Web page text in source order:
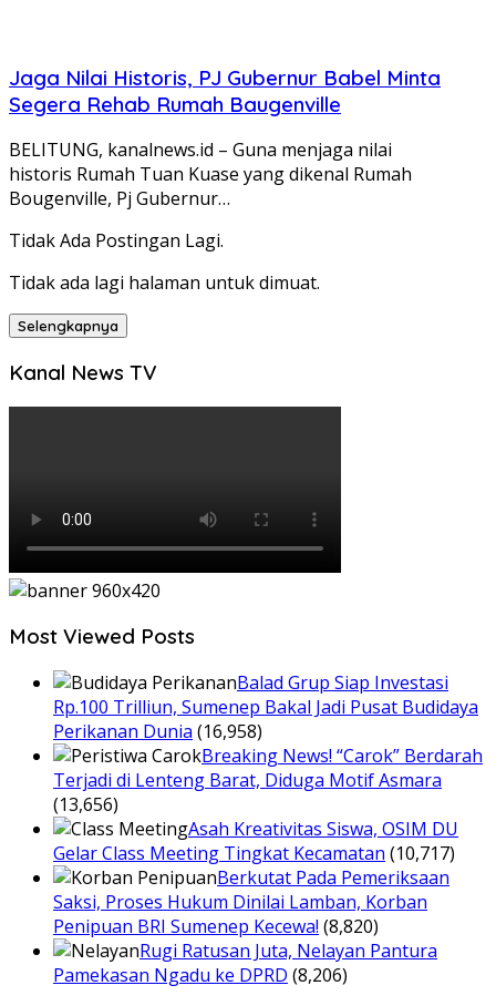
Jaga Nilai Historis, PJ Gubernur Babel Minta
Segera Rehab Rumah Baugenville
BELITUNG, kanalnews.id – Guna menjaga nilai
historis Rumah Tuan Kuase yang dikenal Rumah
Bougenville, Pj Gubernur…
Tidak Ada Postingan Lagi.
Tidak ada lagi halaman untuk dimuat.
Selengkapnya
Kanal News TV
Most Viewed Posts
Balad Grup Siap Investasi
Rp.100 Trilliun, Sumenep Bakal Jadi Pusat Budidaya
Perikanan Dunia (16,958)
Breaking News! “Carok” Berdarah
Terjadi di Lenteng Barat, Diduga Motif Asmara
(13,656)
Asah Kreativitas Siswa, OSIM DU
Gelar Class Meeting Tingkat Kecamatan (10,717)
Berkutat Pada Pemeriksaan
Saksi, Proses Hukum Dinilai Lamban, Korban
Penipuan BRI Sumenep Kecewa! (8,820)
Rugi Ratusan Juta, Nelayan Pantura
Pamekasan Ngadu ke DPRD (8,206)